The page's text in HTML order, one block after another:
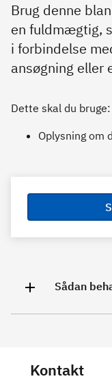
Brug denne
en fuldmægtig,
i forbindelse
ansøgning eller
Dette skal du bruge:
Oplysning om
Sådan
Kontakt